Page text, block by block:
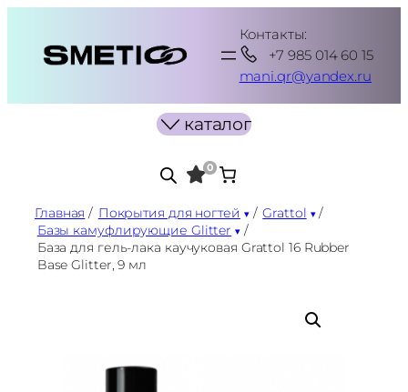
содержимому
Контакты:
+7 985 014 60 15
mani.qr@yandex.ru
каталог
0
Главная / Покрытия для ногтей / Grattol /
Базы камуфлирующие Glitter
/
База для гель-лака каучуковая Grattol 16 Rubber
Base Glitter, 9 мл